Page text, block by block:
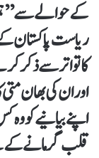
کے حوالے سے
ریاست پاکستان
کا تواتر سے ذکر
اور ان کی بھان
اپنے بیانیے کو
قلب گرمانے کے